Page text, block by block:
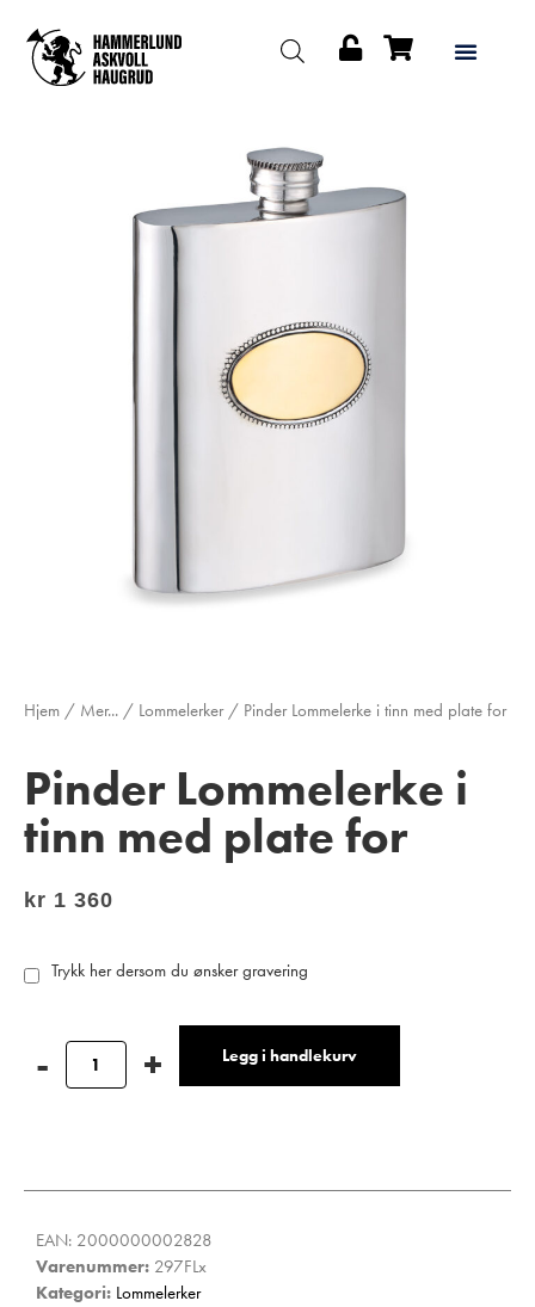
Hjem / Mer... / Lommelerker/ Pinder Lommelerke i tinn med plate for
Pinder Lommelerke i
tinn med plate for
kr 1 360
Trykk her dersom du ønsker gravering
Legg i handlekurv
EAN: 2000000002828
Varenummer: 297FLx
Kategori: Lommelerker